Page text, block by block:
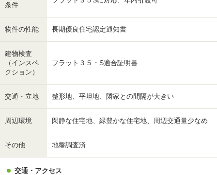
条件
物件の性能 長期優良住宅認定通知書
建物検査
（インスペ
クション）
フラット３５・S適合証明書
交通・立地 整形地、平坦地、隣家との間隔が大きい
周辺環境 閑静な住宅地、緑豊かな住宅地、周辺交通量少なめ
その他 地盤調査済
交通・アクセス